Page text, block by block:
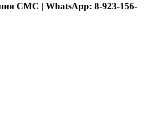
СМС | WhatsApp: 8-923-156-